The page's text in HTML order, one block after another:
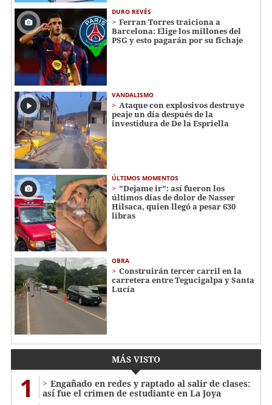
DURO REVÉS
Ferran Torres traiciona a
Barcelona: Elige los millones del
PSG y esto pagarán por su fichaje
VANDALISMO
Ataque con explosivos destruye
peaje un día después de la
investidura de De la Espriella
ÚLTIMOS MOMENTOS
"Dejame ir": así fueron los
últimos días de dolor de Nasser
Hilsaca, quien llegó a pesar 630
libras
OBRA
Construirán tercer carril en la
carretera entre Tegucigalpa y Santa
Lucía
MÁS VISTO
1
Engañado en redes y raptado al salir de clases:
así fue el crimen de estudiante en La Joya